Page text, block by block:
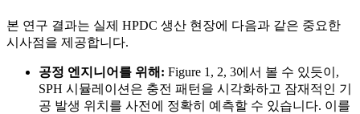
본 연구 결과는 실제 HPDC 생산 현장에 다음과 같은 중요한
시사점을 제공합니다.
공정 엔지니어를 위해: Figure 1, 2, 3에서 볼 수 있듯이,
SPH 시뮬레이션은 충전 패턴을 시각화하고 잠재적인 기
공 발생 위치를 사전에 정확히 예측할 수 있습니다. 이를